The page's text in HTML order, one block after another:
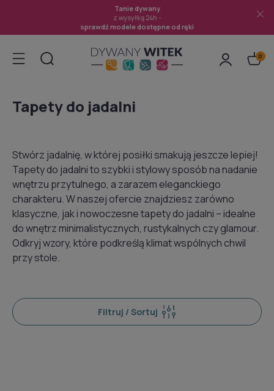
Tanie dywany
z wysyłką 24h -
sprawdź modele dostępne od ręki
Tapety do jadalni
Stwórz jadalnię, w której posiłki smakują jeszcze lepiej!
Tapety do jadalni to szybki i stylowy sposób na nadanie
wnętrzu przytulnego, a zarazem eleganckiego
charakteru. W naszej ofercie znajdziesz zarówno
klasyczne, jak i nowoczesne tapety do jadalni – idealne
do wnętrz minimalistycznych, rustykalnych czy glamour.
Odkryj wzory, które podkreślą klimat wspólnych chwil
przy stole.
Filtruj / Sortuj